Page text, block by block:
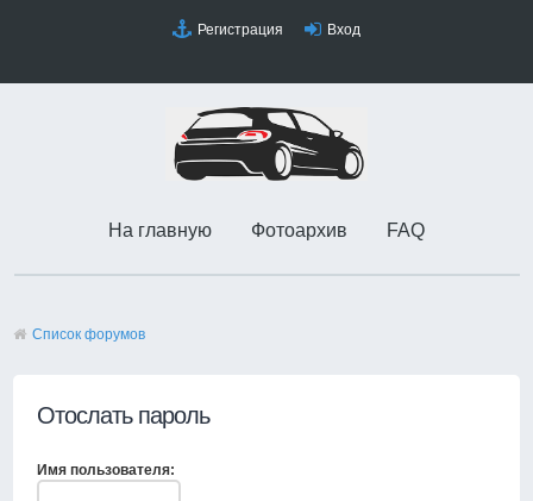
Регистрация Вход
На главную Фотоархив FAQ
Список форумов
Отослать пароль
Имя пользователя: